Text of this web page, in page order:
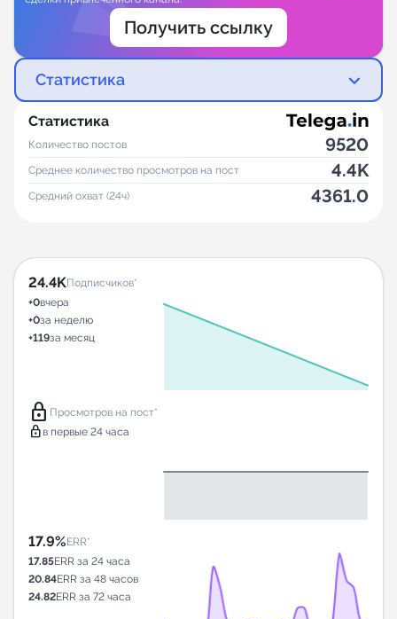
Получить ссылку
Статистика
Статистика
Количество постов 9520
Среднее количество просмотров на пост 4.4K
Средний охват (24ч) 4361.0
24.4KПодписчиков*
+0вчера
+0за неделю
+119за месяц
lock Просмотров на пост*
lock в первые 24 часа
17.9%ERR*
17.85ERR за 24 часа
20.84ERR за 48 часов
24.82ERR за 72 часа